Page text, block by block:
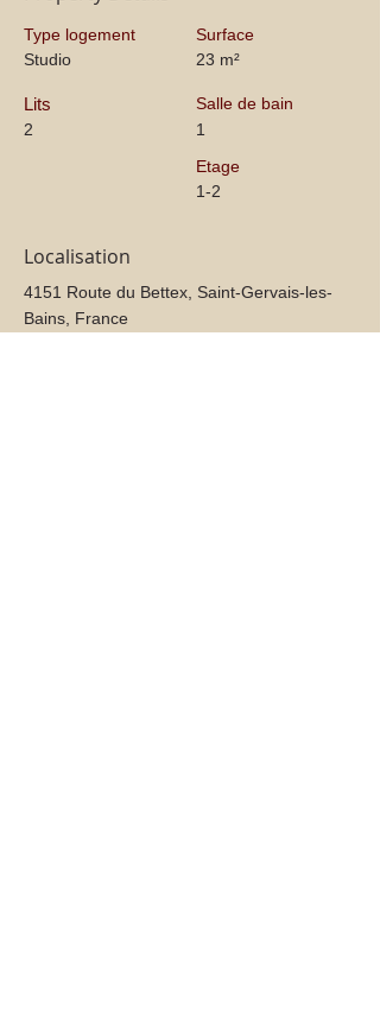
Type logement
Studio
Lits
2
Surface
23 m²
Salle de bain
1
Etage
1-2
Localisation
4151 Route du Bettex, Saint-Gervais-les-
Bains, France